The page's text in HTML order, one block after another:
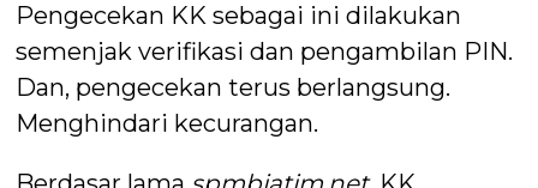
Pengecekan KK sebagai ini dilakukan
semenjak verifikasi dan pengambilan PIN.
Dan, pengecekan terus berlangsung.
Menghindari kecurangan.